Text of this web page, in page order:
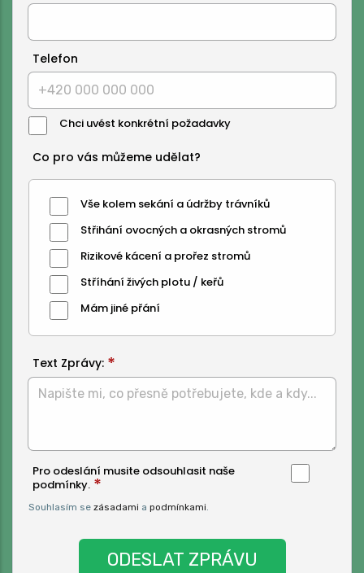
Telefon
Chci uvést konkrétní požadavky
Co pro vás můžeme udělat?
Vše kolem sekání a údržby trávníků
Střihání ovocných a okrasných stromů
Rizikové kácení a prořez stromů
Stříhání živých plotu / keřů
Mám jiné přání
Text Zprávy:
Pro odeslání musite odsouhlasit naše
podmínky.
Souhlasím se zásadami a podmínkami.